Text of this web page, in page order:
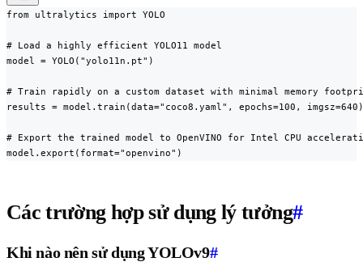
from ultralytics import YOLO
# Load a highly efficient YOLO11 model
model = YOLO("yolo11n.pt")
# Train rapidly on a custom dataset with minimal memory
results = model.train(data="coco8.yaml", epochs=100, imgsz=640)
# Export the trained model to OpenVINO for Intel CPU
model.export(format="openvino")
Các trường hợp sử dụng lý tưởng#
Khi nào nên sử dụng YOLOv9#